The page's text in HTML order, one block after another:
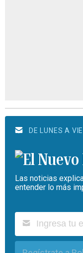
DE LUNES A
Las noticias
entender lo más